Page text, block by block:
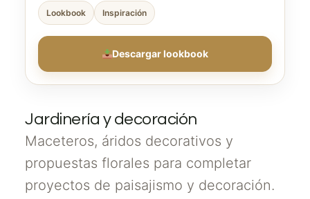
Lookbook Inspiración
Descargar lookbook
Jardinería y decoración
Maceteros, áridos decorativos y
propuestas florales para completar
proyectos de paisajismo y decoración.